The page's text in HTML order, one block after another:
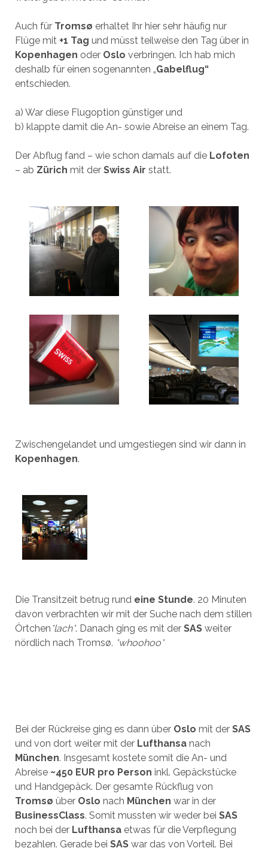
Auch für Tromsø erhaltet Ihr hier sehr häufig nur
Flüge mit +1 Tag und müsst teilweise den Tag über in
Kopenhagen oder Oslo verbringen. Ich hab mich
deshalb für einen sogenannten „Gabelflug“
entschieden.
a) War diese Flugoption günstiger und
b) klappte damit die An- sowie Abreise an einem Tag.
Der Abflug fand – wie schon damals auf die Lofoten
– ab Zürich mit der Swiss Air statt.
Zwischengelandet und umgestiegen sind wir dann in
Kopenhagen.
Die Transitzeit betrug rund eine Stunde. 20 Minuten
davon verbrachten wir mit der Suche nach dem stillen
Örtchen *lach*. Danach ging es mit der SASweiter
nördlich nach Tromsø. *whoohoo*
Bei der Rückreise ging es dann über Oslo mit der SAS
und von dort weiter mit der Lufthansanach
München. Insgesamt kostete somit die An- und
Abreise ~450 EUR pro Person inkl. Gepäckstücke
und Handgepäck. Der gesamte Rückflug von
Tromsø über Oslo nach München war in der
BusinessClass. Somit mussten wir weder bei SAS
noch bei der Lufthansaetwas für die Verpflegung
bezahlen. Gerade bei SASwar das von Vorteil. Bei